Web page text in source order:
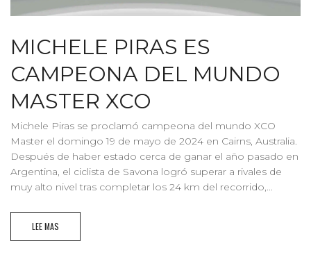
MICHELE PIRAS ES
CAMPEONA DEL MUNDO
MASTER XCO
Michele Piras se proclamó campeona del mundo XCO
Master el domingo 19 de mayo de 2024 en Cairns, Australia.
Después de haber estado cerca de ganar el año pasado en
Argentina, el ciclista de Savona logró superar a rivales de
muy alto nivel tras completar los 24 km del recorrido,...
LEE MAS